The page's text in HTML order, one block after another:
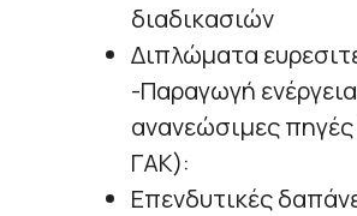
διαδικασιών
Διπλώματα
-Παραγωγή
ανανεώσιμες
ΓΑΚ):
Επενδυτικές